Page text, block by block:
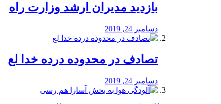
بازدید مدیران ارشد وزارت راه
دسامبر 24, 2019
تصادف در محدوده درده خدا لع
دسامبر 24, 2019